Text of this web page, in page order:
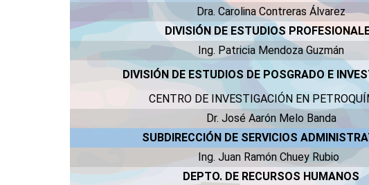
Dra. Carolina Contreras Álvarez
DIVISIÓN DE ESTUDIOS
Ing. Patricia Mendoza Guzmán
DIVISIÓN DE ESTUDIOS DE POSGRADO E
CENTRO DE INVESTIGACIÓN EN
Dr. José Aarón Melo Banda
SUBDIRECCIÓN DE SERVICIOS
Ing. Juan Ramón Chuey Rubio
DEPTO. DE RECURSOS HUMANOS